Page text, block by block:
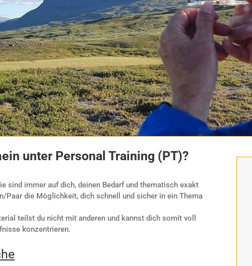
unter Personal Training (PT)?
sind immer auf dich, deinen Bedarf und thematisch exakt
Paar die Möglichkeit, dich schnell und sicher in ein Thema
teilst du nicht mit anderen und kannst dich somit voll
konzentrieren.